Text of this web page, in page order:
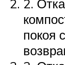
2.
покоя